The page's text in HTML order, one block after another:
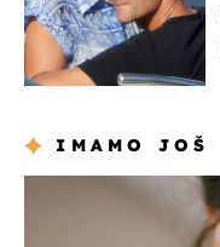
IMAMO JOŠ
moda & ljepota